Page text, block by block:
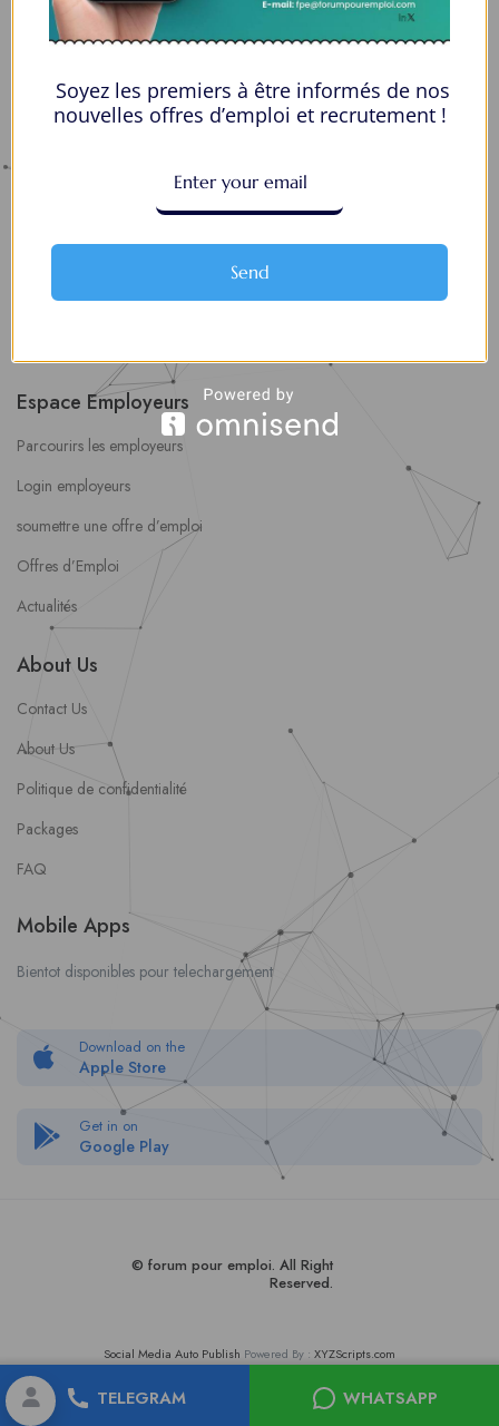
Parcourir les Candidats
Postuler en ligne : 5 erreurs courantes à éviter pour maximiser vos
chances
Espace Employeurs
Parcourirs les employeurs
Login employeurs
soumettre une offre d’emploi
Offres d’Emploi
Actualités
About Us
Contact Us
About Us
Politique de confidentialité
Packages
FAQ
Mobile Apps
Bientot disponibles pour telechargement
Download on the
Apple Store
Get in on
Google Play
© forum pour emploi. All Right
Reserved.
TELEGRAM WHATSAPP
Social Media Auto Publish Powered By : XYZScripts.com
Soyez les premiers à être informés de nos
nouvelles offres d’emploi et recrutement !
Send